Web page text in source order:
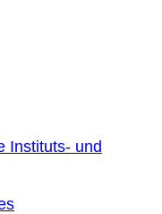
Instituts- und